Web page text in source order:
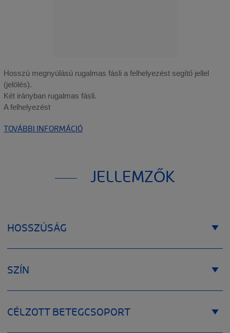
Hosszú megnyúlású rugalmas fásli a felhelyezést segítő jellel
(jelölés).
Két irányban rugalmas fásli.
A felhelyezést
TOVÁBBI INFORMÁCIÓ
JELLEMZŐK
HOSSZÚSÁG
SZÍN
CÉLZOTT BETEGCSOPORT